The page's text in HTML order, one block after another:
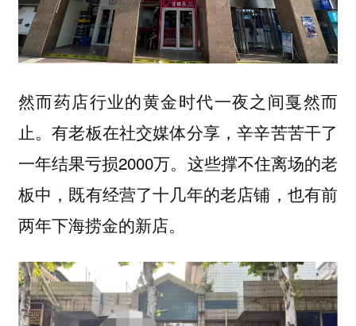
然而药店行业的黄金时代一夜之间戛然而
止。有老板在社交媒体分享，辛辛苦苦干了
一年结果亏损2000万。这些撑不住离场的老
板中，既有经营了十几年的老店铺，也有前
两年下海捞金的新店。